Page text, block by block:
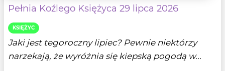
Pełnia Koźlego Księżyca 29 lipca 2026
KSIĘŻYC
Jaki jest tegoroczny lipiec? Pewnie niektórzy
narzekają, że wyróżnia się kiepską pogodą w...